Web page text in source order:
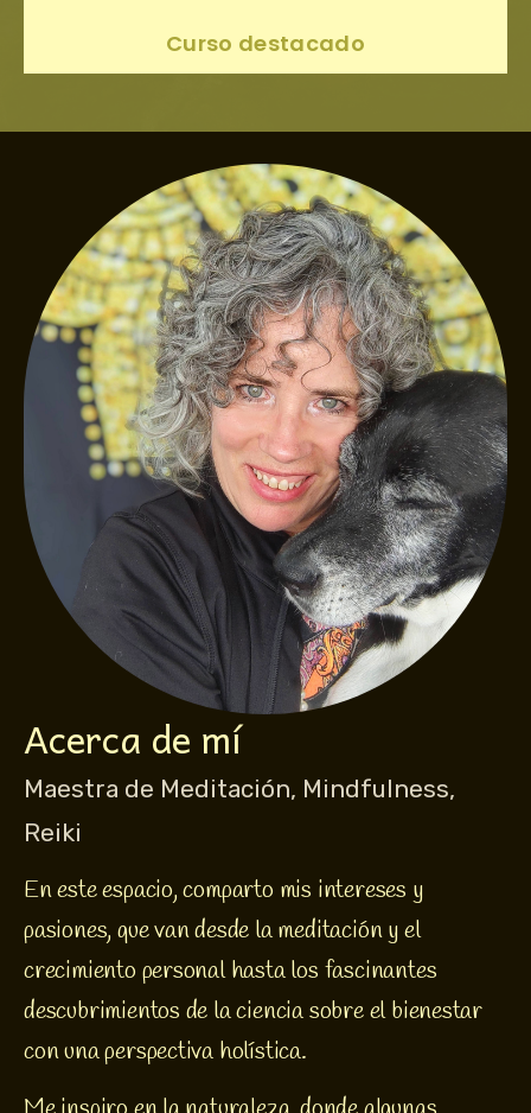
Curso destacado
Acerca de mí
Maestra de Meditación, Mindfulness,
Reiki
En este espacio, comparto mis intereses y
pasiones, que van desde la meditación y el
crecimiento personal hasta los fascinantes
descubrimientos de la ciencia sobre el bienestar
con una perspectiva holística.